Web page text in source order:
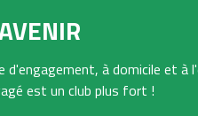
d'engagement, à domicile et à
est un club plus fort !